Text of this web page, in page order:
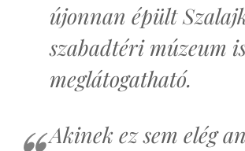
újonnan épült
szabadtéri múzeum
meglátogatható.
Akinek ez sem elég